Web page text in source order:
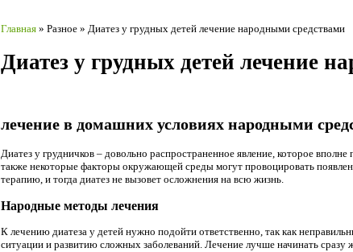
Главная » Разное » Диатез у грудных детей лечение народными средствами
Диатез у грудных детей лечение
лечение в домашних условиях народными
Диатез у грудничков – довольно распространенное явление, которое
также некоторые факторы окружающей среды могут провоцировать
терапию, и тогда диатез не вызовет осложнения на всю жизнь.
Народные методы лечения
К лечению диатеза у детей нужно подойти ответственно, так как
ситуации и развитию сложных заболеваний. Лечение лучше начинать сразу